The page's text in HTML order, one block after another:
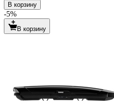
В корзину
-5%
В корзину